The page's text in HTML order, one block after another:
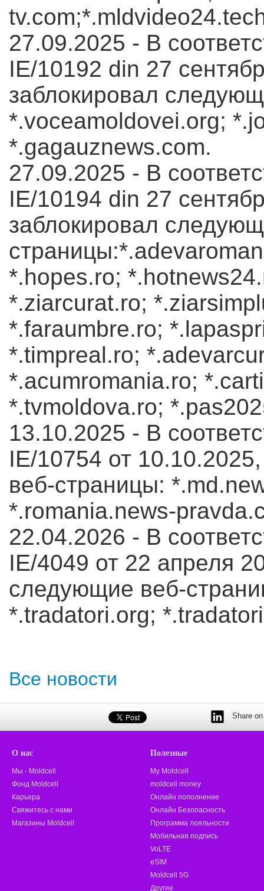
27.09.2025 - В
IE/10192 din 27
заблокировал
*.voceamoldovei.org;
*.gagauznews.com.
27.09.2025 - В
IE/10194 din 27
заблокировал
*.hopes.ro;
*.ziarcurat.ro;
*.faraumbre.ro;
*.timpreal.ro;
*.acumromania.ro;
*.tvmoldova.ro;
13.10.2025 - В
IE/10754 от
веб-страницы:
*.romania.news-
22.04.2026 - В
IE/4049 от 22 апреля
следующие веб-
*.tradatori.org;
Все новости
Share
О нас
Мы - Moldcell
Фонд Moldcell
Карьера
Свяжитесь с нами
Магазины Moldcell
Полезные
My Moldcell
moldcell money
Онлайн пополнение
Онлайн Безопасность
Программа лояльности
Мобильная подпись
VoLTE
eSIM
Moldcell 5G
Другие